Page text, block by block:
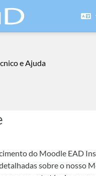
e Ajuda
do Moodle EAD
sobre o nosso